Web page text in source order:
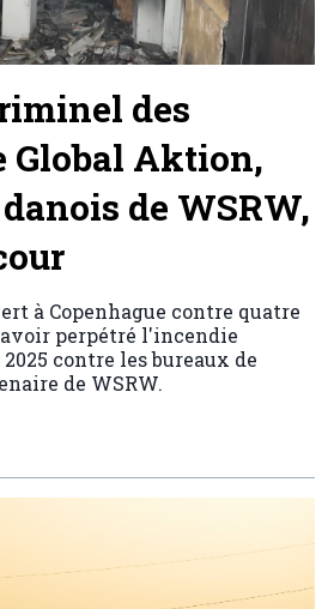
des
Global Aktion,
de WSRW,
à Copenhague contre quatre
perpétré l'incendie
contre les bureaux de
de WSRW.